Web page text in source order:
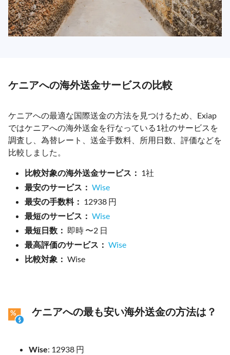
ケニアへの海外送金サービスの比較
ケニアへの最適な国際送金の方法を見つけるため、Exiap
ではケニアへの海外送金を行なっている1社のサービスを
調査し、為替レート、送金手数料、所用日数、評価などを
比較しました。
比較対象の海外送金サービス： 1社
最安のサービス： Wise
最安の手数料： 12938 円
最短のサービス： Wise
最短日数： 即時 〜2 日
最高評価のサービス： Wise
比較対象： Wise
ケニアへの最も安い海外送金の方法は？
Wise: 12938 円